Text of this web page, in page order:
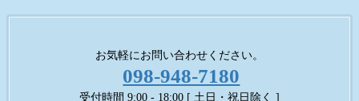
お気軽にお問い合わせください。
098-948-7180
受付時間 9:00 - 18:00 [ 土日・祝日除く ]